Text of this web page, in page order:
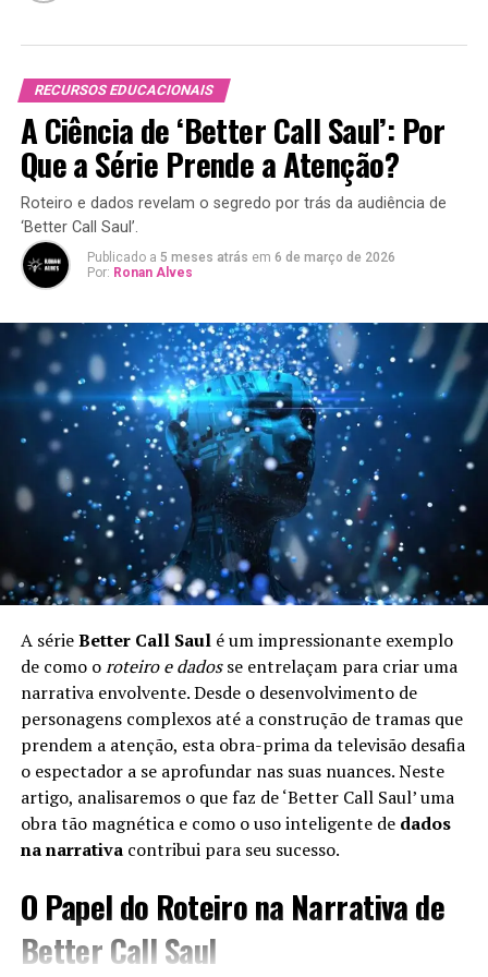
RECURSOS EDUCACIONAIS
A Ciência de ‘Better Call Saul’: Por
Que a Série Prende a Atenção?
Roteiro e dados revelam o segredo por trás da audiência de
‘Better Call Saul’.
Publicado a 5 meses atrás em 6 de março de 2026
Por: Ronan Alves
A sérieBetter Call Saulé um impressionante exemplo
de como oroteiro e dadosse entrelaçam para criar uma
narrativa envolvente. Desde o desenvolvimento de
personagens complexos até a construção de tramas que
prendem a atenção, esta obra-prima da televisão desafia
o espectador a se aprofundar nas suas nuances. Neste
artigo, analisaremos o que faz de ‘Better Call Saul’ uma
obra tão magnética e como o uso inteligente de dados
na narrativacontribui para seu sucesso.
O Papel do Roteiro na Narrativa de
Better Call Saul